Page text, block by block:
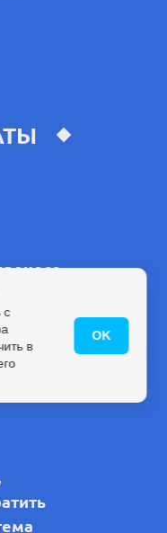
этапе
заявки
с
в
OK